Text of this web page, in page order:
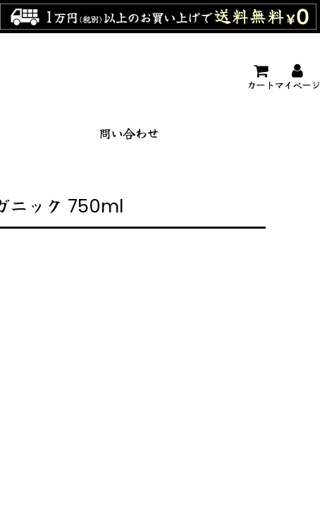
カートマイページ
問い合わせ
ック 750ml